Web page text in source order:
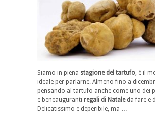
Siamo in piena stagione del tartufo, è il
ideale per parlarne. Almeno fino a
pensando al tartufo anche come uno dei
e beneauguranti regali di Nataleda fare e
Delicatissimo e deperibile, ma …